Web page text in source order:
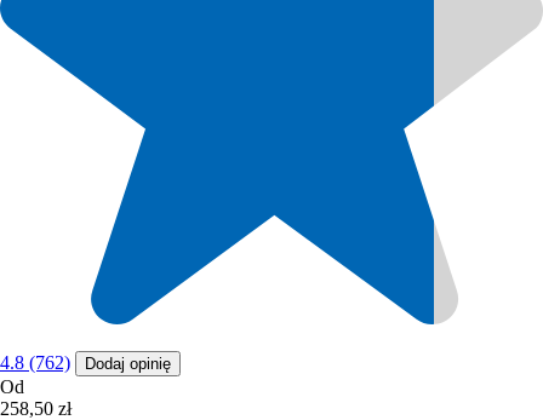
4.8 (762) Dodaj opinię
Od
258,50 zł